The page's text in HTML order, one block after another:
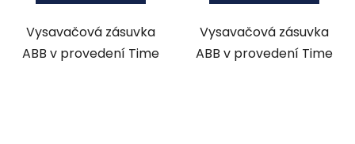
Vysavačová zásuvka
ABB v provedení Time
Vysavačová zásuvka
ABB v provedení Time